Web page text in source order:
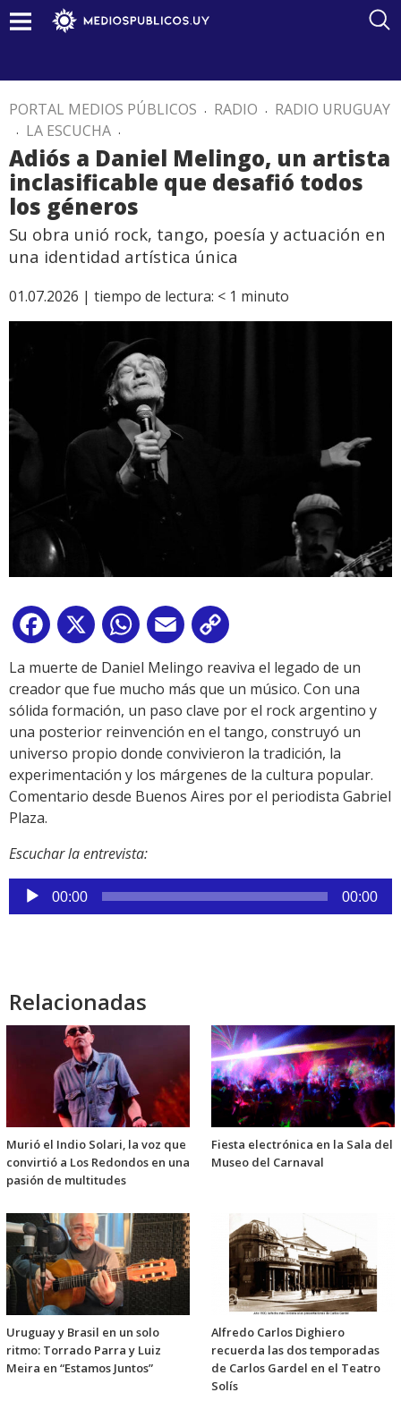
PORTAL MEDIOS PÚBLICOS . RADIO . RADIO URUGUAY
. LA ESCUCHA .
Adiós a Daniel Melingo, un artista
inclasificable que desafió todos
los géneros
Su obra unió rock, tango, poesía y actuación en
una identidad artística única
01.07.2026 | tiempo de lectura: < 1 minuto
Facebook
X WhatsApp
Email
Link
La muerte de Daniel Melingo reaviva el legado de un
creador que fue mucho más que un músico. Con una
sólida formación, un paso clave por el rock argentino y
una posterior reinvención en el tango, construyó un
universo propio donde convivieron la tradición, la
experimentación y los márgenes de la cultura popular.
Comentario desde Buenos Aires por el periodista Gabriel
Plaza.
Escuchar la entrevista:
Reproductor
de
00:00 00:00
Relacionadas
Murió el Indio Solari, la voz que
convirtió a Los Redondos en una
pasión de multitudes
Fiesta electrónica en la Sala del
Museo del Carnaval
Uruguay y Brasil en un solo
ritmo: Torrado Parra y Luiz
Meira en “Estamos Juntos”
Alfredo Carlos Dighiero
recuerda las dos temporadas
de Carlos Gardel en el Teatro
Solís